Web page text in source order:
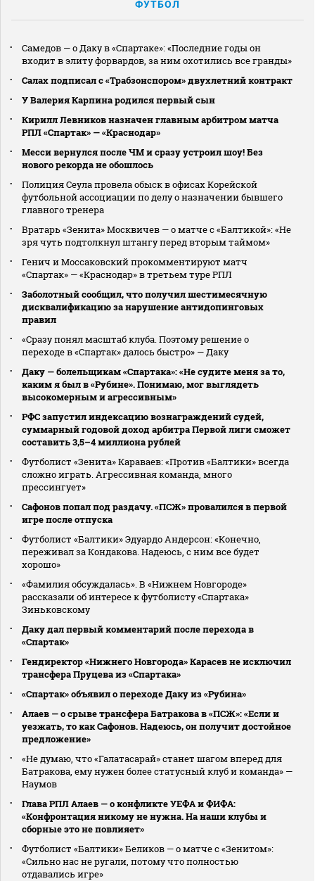
ФУТБОЛ
Самедов — о Даку в «Спартаке»: «Последние годы он
входит в элиту форвардов, за ним охотились все гранды»
Салах подписал с «Трабзонспором» двухлетний контракт
У Валерия Карпина родился первый сын
Кирилл Левников назначен главным арбитром матча
РПЛ «Спартак» — «Краснодар»
Месси вернулся после ЧМ и сразу устроил шоу! Без
нового рекорда не обошлось
Полиция Сеула провела обыск в офисах Корейской
футбольной ассоциации по делу о назначении бывшего
главного тренера
Вратарь «Зенита» Москвичев — о матче с «Балтикой»: «Не
зря чуть подтолкнул штангу перед вторым таймом»
Генич и Моссаковский прокомментируют матч
«Спартак» — «Краснодар» в третьем туре РПЛ
Заболотный сообщил, что получил шестимесячную
дисквалификацию за нарушение антидопинговых
правил
«Сразу понял масштаб клуба. Поэтому решение о
переходе в «Спартак» далось быстро» — Даку
Даку — болельщикам «Спартака»: «Не судите меня за то,
каким я был в «Рубине». Понимаю, мог выглядеть
высокомерным и агрессивным»
РФС запустил индексацию вознаграждений судей,
суммарный годовой доход арбитра Первой лиги сможет
составить 3,5–4 миллиона рублей
Футболист «Зенита» Караваев: «Против «Балтики» всегда
сложно играть. Агрессивная команда, много
прессингует»
Сафонов попал под раздачу. «ПСЖ» провалился в первой
игре после отпуска
Футболист «Балтики» Эдуардо Андерсон: «Конечно,
переживал за Кондакова. Надеюсь, с ним все будет
хорошо»
«Фамилия обсуждалась». В «Нижнем Новгороде»
рассказали об интересе к футболисту «Спартака»
Зиньковскому
Даку дал первый комментарий после перехода в
«Спартак»
Гендиректор «Нижнего Новгорода» Карасев не исключил
трансфера Пруцева из «Спартака»
«Спартак» объявил о переходе Даку из «Рубина»
Алаев — о срыве трансфера Батракова в «ПСЖ»: «Если и
уезжать, то как Сафонов. Надеюсь, он получит достойное
предложение»
«Не думаю, что «Галатасарай» станет шагом вперед для
Батракова, ему нужен более статусный клуб и команда» —
Наумов
Глава РПЛ Алаев — о конфликте УЕФА и ФИФА:
«Конфронтация никому не нужна. На наши клубы и
сборные это не повлияет»
Футболист «Балтики» Беликов — о матче с «Зенитом»:
«Сильно нас не ругали, потому что полностью
отдавались игре»